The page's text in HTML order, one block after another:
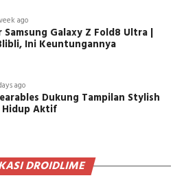
ago
Samsung Galaxy Z Fold8 Ultra |
Ini Keuntungannya
ago
Dukung Tampilan Stylish
Hidup Aktif
DROIDLIME